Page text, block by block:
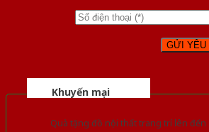
Khuyến mại
Quà tặng đồ nội thất trang trí lên đến